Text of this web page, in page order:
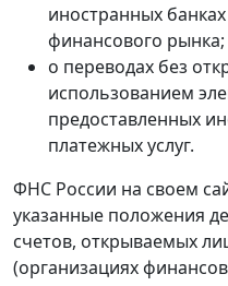
иностранных
финансового рынка;
о переводах без
использованием
предоставленных
платежных услуг.
ФНС России на своем
указанные положения
счетов, открываемых
(организациях